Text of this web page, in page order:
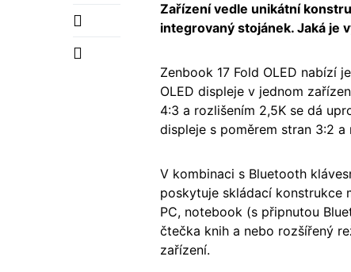
Zařízení vedle unikátní
integrovaný stojánek. Jaká je
Zenbook 17 Fold OLED nabízí
OLED displeje v jednom
4:3 a rozlišením 2,5K se dá
displeje s poměrem stran 3:2 a
V kombinaci s Bluetooth
poskytuje skládací konstrukce
PC, notebook (s připnutou
čtečka knih a nebo rozšířený
zařízení.